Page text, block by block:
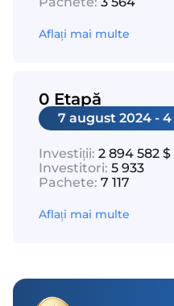
Aflați mai multe
0 Etapă
7 august 2024 -
Investiții: 2 894 582 $
Investitori: 5 933
Pachete: 7 117
Aflați mai multe